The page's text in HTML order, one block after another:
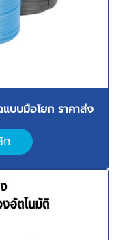
บบมือโยก ราคาส่ง
ก